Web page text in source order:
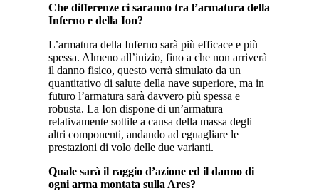
Che differenze ci saranno tra l’armatura della
Inferno e della Ion?
L’armatura della Inferno sarà più efficace e più
spessa. Almeno all’inizio, fino a che non arriverà
il danno fisico, questo verrà simulato da un
quantitativo di salute della nave superiore, ma in
futuro l’armatura sarà davvero più spessa e
robusta. La Ion dispone di un’armatura
relativamente sottile a causa della massa degli
altri componenti, andando ad eguagliare le
prestazioni di volo delle due varianti.
Quale sarà il raggio d’azione ed il danno di
ogni arma montata sulla Ares?